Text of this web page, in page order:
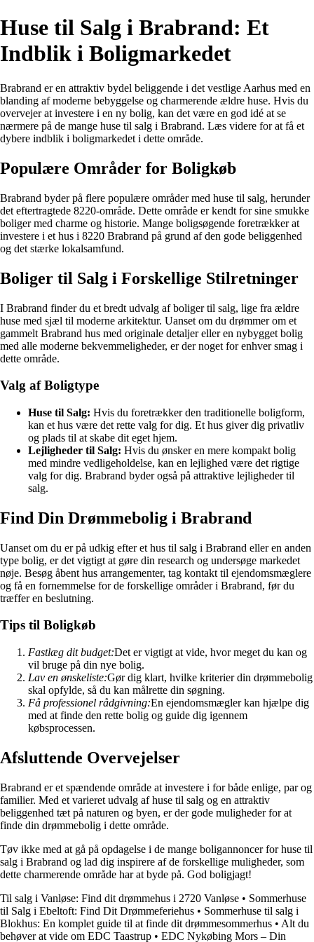
Huse til Salg i Brabrand: Et
Indblik i Boligmarkedet
Brabrand er en attraktiv bydel beliggende i det vestlige Aarhus med en
blanding af moderne bebyggelse og charmerende ældre huse. Hvis du
overvejer at investere i en ny bolig, kan det være en god idé at se
nærmere på de mange huse til salg i Brabrand. Læs videre for at få et
dybere indblik i boligmarkedet i dette område.
Populære Områder for Boligkøb
Brabrand byder på flere populære områder med huse til salg, herunder
det eftertragtede 8220-område. Dette område er kendt for sine smukke
boliger med charme og historie. Mange boligsøgende foretrækker at
investere i et hus i 8220 Brabrand på grund af den gode beliggenhed
og det stærke lokalsamfund.
Boliger til Salg i Forskellige Stilretninger
I Brabrand finder du et bredt udvalg af boliger til salg, lige fra ældre
huse med sjæl til moderne arkitektur. Uanset om du drømmer om et
gammelt Brabrand hus med originale detaljer eller en nybygget bolig
med alle moderne bekvemmeligheder, er der noget for enhver smag i
dette område.
Valg af Boligtype
Huse til Salg: Hvis du foretrækker den traditionelle boligform,
kan et hus være det rette valg for dig. Et hus giver dig privatliv
og plads til at skabe dit eget hjem.
Lejligheder til Salg: Hvis du ønsker en mere kompakt bolig
med mindre vedligeholdelse, kan en lejlighed være det rigtige
valg for dig. Brabrand byder også på attraktive lejligheder til
salg.
Find Din Drømmebolig i Brabrand
Uanset om du er på udkig efter et hus til salg i Brabrand eller en anden
type bolig, er det vigtigt at gøre din research og undersøge markedet
nøje. Besøg åbent hus arrangementer, tag kontakt til ejendomsmæglere
og få en fornemmelse for de forskellige områder i Brabrand, før du
træffer en beslutning.
Tips til Boligkøb
Fastlæg dit budget:Det er vigtigt at vide, hvor meget du kan og
vil bruge på din nye bolig.
Lav en ønskeliste:Gør dig klart, hvilke kriterier din drømmebolig
skal opfylde, så du kan målrette din søgning.
Få professionel rådgivning:En ejendomsmægler kan hjælpe dig
med at finde den rette bolig og guide dig igennem
købsprocessen.
Afsluttende Overvejelser
Brabrand er et spændende område at investere i for både enlige, par og
familier. Med et varieret udvalg af huse til salg og en attraktiv
beliggenhed tæt på naturen og byen, er der gode muligheder for at
finde din drømmebolig i dette område.
Tøv ikke med at gå på opdagelse i de mange boligannoncer for huse til
salg i Brabrand og lad dig inspirere af de forskellige muligheder, som
dette charmerende område har at byde på. God boligjagt!
Til salg i Vanløse: Find dit drømmehus i 2720 Vanløse • Sommerhuse
til Salg i Ebeltoft: Find Dit Drømmeferiehus • Sommerhuse til salg i
Blokhus: En komplet guide til at finde dit drømmesommerhus • Alt du
behøver at vide om EDC Taastrup • EDC Nykøbing Mors – Din